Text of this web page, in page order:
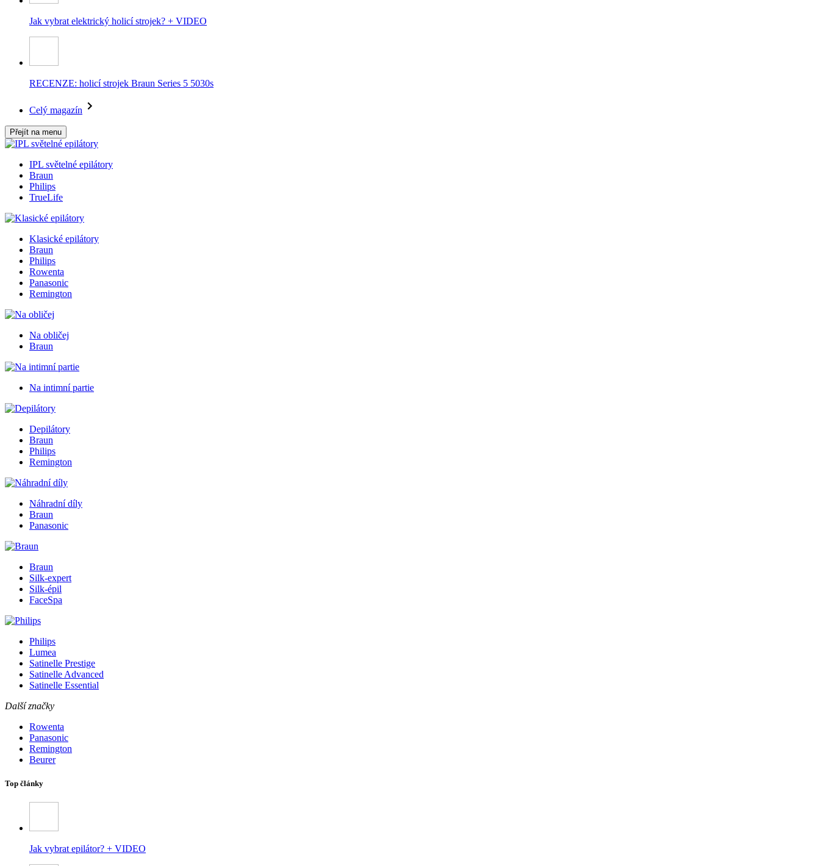
Jak vybrat elektrický holicí strojek? + VIDEO
RECENZE: holicí strojek Braun Series 5 5030s
Celý magazín
Přejít na menu
IPL světelné epilátory
Braun
Philips
TrueLife
Klasické epilátory
Braun
Philips
Rowenta
Panasonic
Remington
Na obličej
Braun
Na intimní partie
Depilátory
Braun
Philips
Remington
Náhradní díly
Braun
Panasonic
Braun
Silk-expert
Silk-épil
FaceSpa
Philips
Lumea
Satinelle Prestige
Satinelle Advanced
Satinelle Essential
Další značky
Rowenta
Panasonic
Remington
Beurer
Top články
Jak vybrat epilátor? + VIDEO